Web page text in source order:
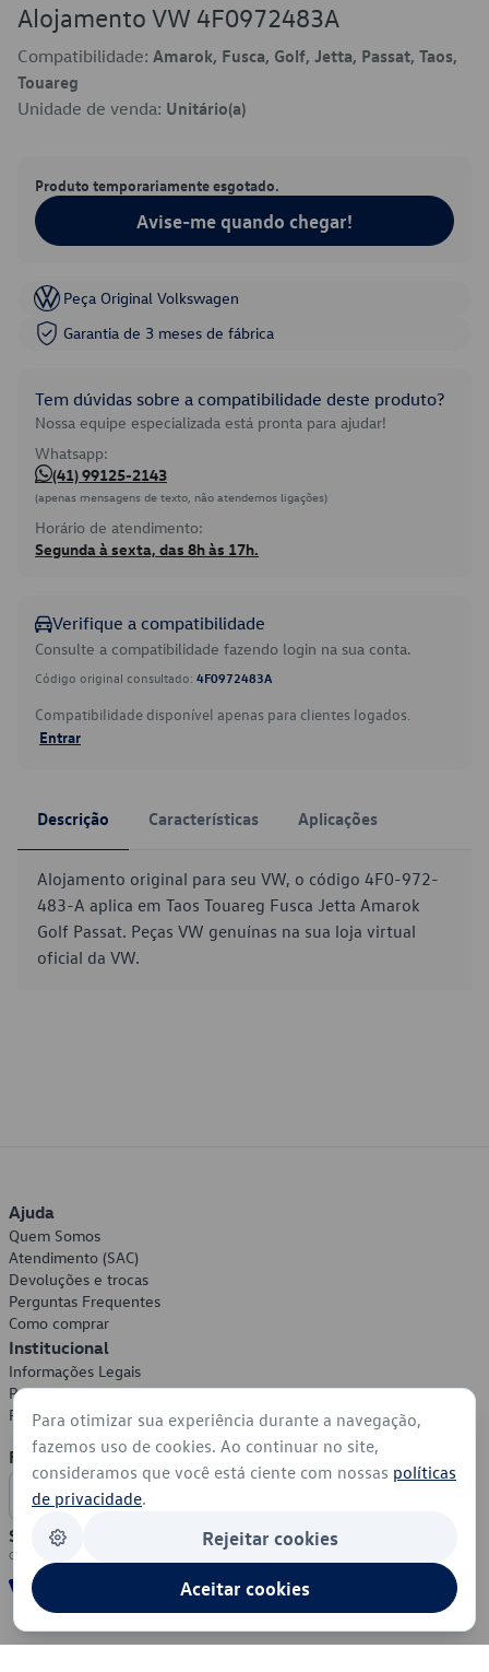
Alojamento VW 4F0972483A
Compatibilidade: Amarok, Fusca, Golf, Jetta, Passat, Taos,
Touareg
Unidade de venda: Unitário(a)
Produto temporariamente esgotado.
Avise-me quando chegar!
Peça Original Volkswagen
Garantia de 3 meses de fábrica
Tem dúvidas sobre a compatibilidade deste produto?
Nossa equipe especializada está pronta para ajudar!
Whatsapp:
(41) 99125-2143
(apenas mensagens de texto, não atendemos ligações)
Horário de atendimento:
Segunda à sexta, das 8h às 17h.
Verifique a compatibilidade
Consulte a compatibilidade fazendo login na sua conta.
Código original consultado: 4F0972483A
Compatibilidade disponível apenas para clientes logados.
Entrar
Descrição Características Aplicações
Alojamento original para seu VW, o código 4F0-972-
483-A aplica em Taos Touareg Fusca Jetta Amarok
Golf Passat. Peças VW genuínas na sua loja virtual
oficial da VW.
Ajuda
Quem Somos
Atendimento (SAC)
Devoluções e trocas
Perguntas Frequentes
Como comprar
Institucional
Informações Legais
Política de Privacidade
Política de Cookies
Formas de Pagamento
Segurança
Para otimizar sua experiência durante a navegação,
fazemos uso de cookies. Ao continuar no site,
consideramos que você está ciente com nossas políticas
de privacidade.
Rejeitar cookies
Aceitar cookies